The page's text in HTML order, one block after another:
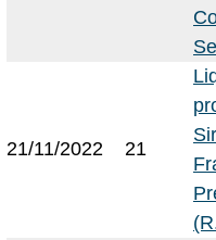
21/11/2022 21